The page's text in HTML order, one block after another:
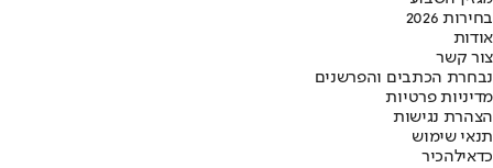
בחירות 2026
אודות
צור קשר
נבחרת הכתבים והפרשנים
מדיניות פרטיות
הצהרת נגישות
תנאי שימוש
כדאילהכיר